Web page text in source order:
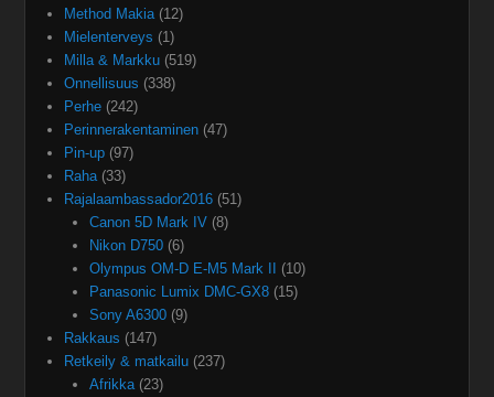
Method Makia (12)
Mielenterveys (1)
Milla & Markku (519)
Onnellisuus (338)
Perhe (242)
Perinnerakentaminen (47)
Pin-up (97)
Raha (33)
Rajalaambassador2016 (51)
Canon 5D Mark IV(8)
Nikon D750(6)
Olympus OM-D E-M5 Mark II (10)
Panasonic Lumix DMC-GX8(15)
Sony A6300(9)
Rakkaus (147)
Retkeily & matkailu (237)
Afrikka(23)